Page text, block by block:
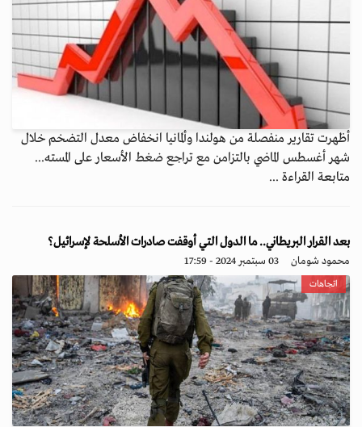
أظهرت تقارير منفصلة من هولندا وألمانيا انخفاض معدل التضخم خلال
شهر أغسطس الماضي بالتزامن مع تراجع ضغط الأسعار على المسته...
متابعة القراءة ...
بعد القرار البريطاني.. ما الدول التي أوقفت صادرات الأسلحة لإسرائيل؟
محمود شومان 03 سبتمبر 2024 - 17:59
اتجاهات